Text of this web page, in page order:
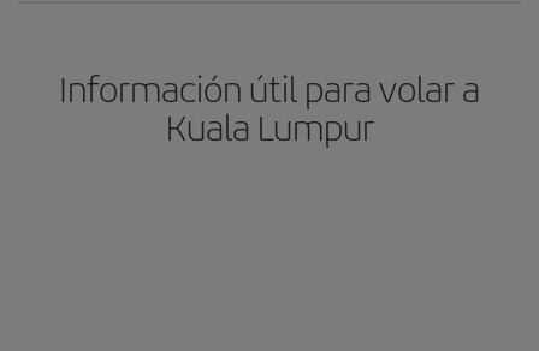
Información útil para volar a
Kuala Lumpur